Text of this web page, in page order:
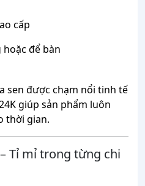
cấp
để bàn
sen được chạm nổi tinh tế
giúp sản phẩm luôn
thời gian.
Tỉ mỉ trong từng chi